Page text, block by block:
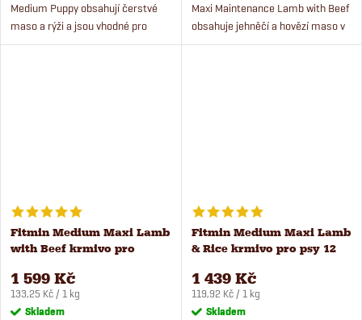
Medium Puppy obsahují čerstvé
maso a rýži a jsou vhodné pro
všechna štěňata ve věku od 1
Maxi Maintenance Lamb with Beef
obsahuje jehněčí a hovězí maso v
kombinaci s rýží a hrachem.
Fitmin Medium Maxi Lamb
with Beef krmivo pro
1 599 Kč
Měrná
cena:
133,25 Kč / 1 kg
Skladem
Fitmin Medium Maxi Lamb
& Rice krmivo pro psy 12
1 439 Kč
Měrná
cena:
119,92 Kč / 1 kg
Skladem